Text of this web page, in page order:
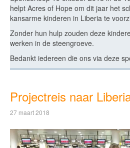
helpt Acres of Hope om dit jaar het
kansarme kinderen in Liberia te
Zonder hun hulp zouden deze
werken in de steengroeve.
Bedankt iedereen die ons via deze
Projectreis naar
27 maart 2018